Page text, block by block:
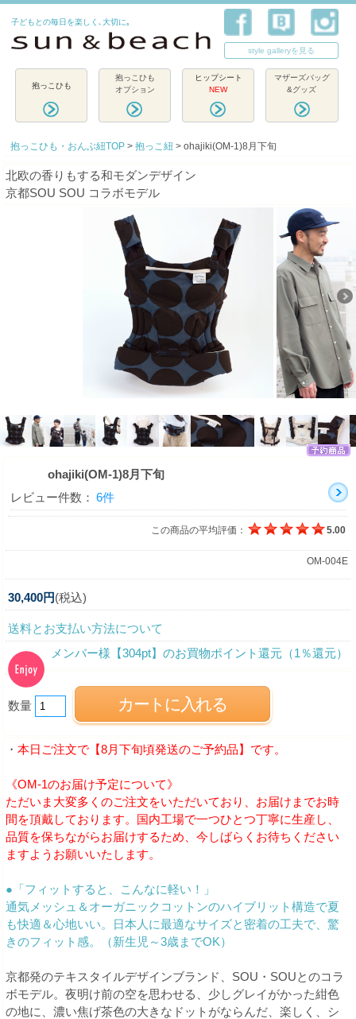
子どもとの毎日を楽しく､大切に｡
style galleryを見る
抱っこひも
抱っこひも
オプション
ヒップシート
NEW
マザーズバッグ
&グッズ
抱っこひも・おんぶ紐TOP >抱っこ紐 > ohajiki(OM-1)8月下旬
北欧の香りもする和モダンデザイン
京都SOU SOU コラボモデル
ohajiki(OM-1)8月下旬
レビュー件数： 6件
この商品の平均評価： 5.00
OM-004E
30,400円(税込)
送料とお支払い方法について
メンバー様【304pt】のお買物ポイント還元（1％還元）
数量
・ 本日ご注文で【8月下旬頃発送のご予約品】です。
《OM-1のお届け予定について》
ただいま大変多くのご注文をいただいており、お届けまでお時
間を頂戴しております。国内工場で一つひとつ丁寧に生産し、
品質を保ちながらお届けするため、今しばらくお待ちください
ますようお願いいたします。
●「フィットすると、こんなに軽い！」
通気メッシュ＆オーガニックコットンのハイブリット構造で夏
も快適＆心地いい。日本人に最適なサイズと密着の工夫で、驚
きのフィット感。（新生児～3歳までOK）
京都発のテキスタイルデザインブランド、SOU・SOUとのコラ
ボモデル。夜明け前の空を思わせる、少しグレイがかった紺色
の地に、濃い焦げ茶色の大きなドットがならんだ、楽しく、シ